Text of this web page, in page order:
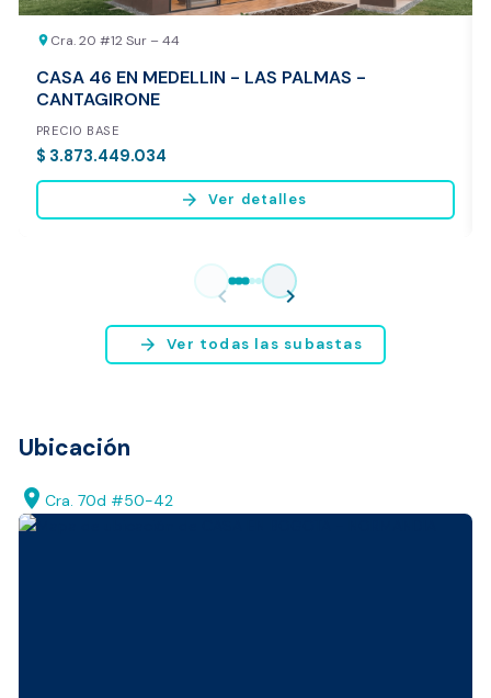
* Servicio disponible exclusivamente para inmuebles ubicados en
Bogotá y Medellín.
location_on Cra. 20 #12 Sur – 44
CASA 46 EN MEDELLIN - LAS PALMAS -
CANTAGIRONE
PRECIO BASE
$ 3.873.449.034
arrow_forward Ver detalles
chevron_left chevron_right
arrow_forward Ver todas las subastas
Ubicación
location_on Cra. 70d #50-42